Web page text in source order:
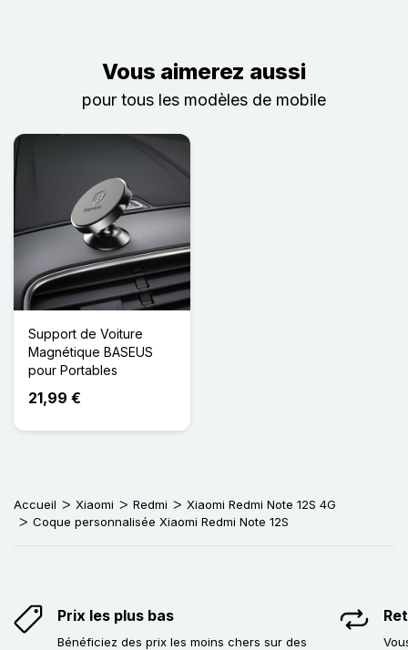
Vous aimerez aussi
pour tous les modèles de mobile
Support de Voiture
Magnétique BASEUS
pour Portables
21,99 €
Accueil Xiaomi Redmi
Xiaomi Redmi Note 12S 4G
Coque personnalisée Xiaomi Redmi Note 12S
Prix les plus bas
Bénéficiez des prix les moins chers sur des